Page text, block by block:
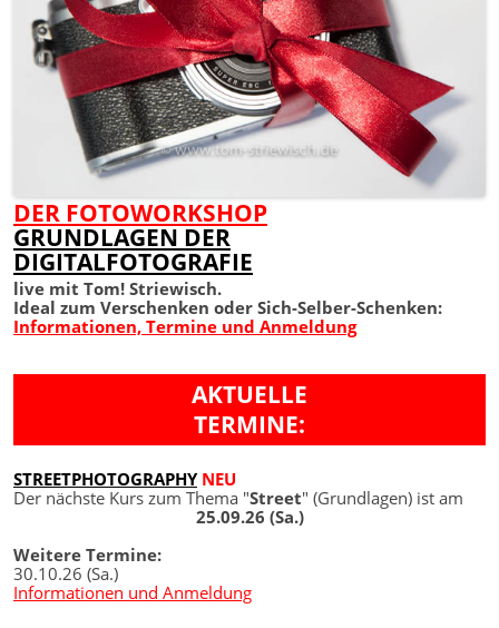
DER FOTOWORKSHOP
GRUNDLAGEN DER
DIGITALFOTOGRAFIE
live mit Tom! Striewisch.
Ideal zum Verschenken oder Sich-Selber-Schenken:
Informationen, Termine und Anmeldung
AKTUELLE
TERMINE:
STREETPHOTOGRAPHY NEU
Der nächste Kurs zum Thema "Street" (Grundlagen) ist am
25.09.26 (Sa.)
Weitere Termine:
30.10.26 (Sa.)
Informationen und Anmeldung